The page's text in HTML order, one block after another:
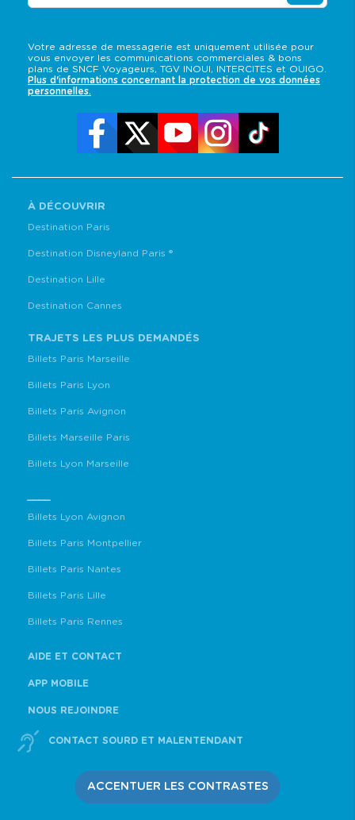
Votre adresse de messagerie est uniquement utilisée pour
vous envoyer les communications commerciales & bons
plans de SNCF Voyageurs, TGV INOUI, INTERCITES et OUIGO.
Plus d'informations concernant la protection de vos données
personnelles.
À DÉCOUVRIR
Destination Paris
Destination Disneyland Paris ®
Destination Lille
Destination Cannes
TRAJETS LES PLUS DEMANDÉS
Billets Paris Marseille
Billets Paris Lyon
Billets Paris Avignon
Billets Marseille Paris
Billets Lyon Marseille
Billets Lyon Avignon
Billets Paris Montpellier
Billets Paris Nantes
Billets Paris Lille
Billets Paris Rennes
AIDE ET CONTACT
APP MOBILE
NOUS REJOINDRE
CONTACT SOURD ET MALENTENDANT
ACCENTUER LES CONTRASTES